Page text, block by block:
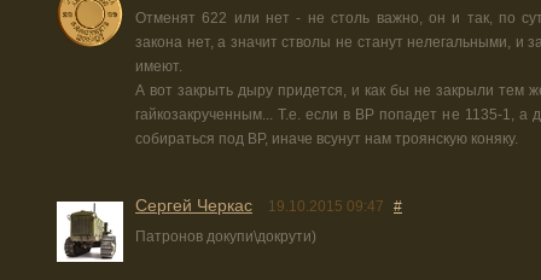
Отменят 622 или нет - не столь важно, он и так, по
закона нет, а значит стволы не станут нелегальными, и
имеют.
А вот закрыть дыру придется, и как бы не закрыли тем
гайкозакрученным... Т.е. если в ВР попадет не 1135-1, а
собираться под ВР, иначе всунут нам троянскую коняку.
Сергей Черкас 19.10.2015 09:47
#
Патронов докупи\докрути)